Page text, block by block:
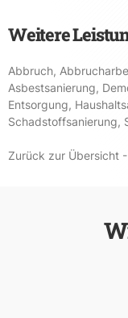
Weitere
Abbruch,
Asbestsanierung,
Entsorgung,
Schadstoffsanierung,
Zurück zur Übersicht